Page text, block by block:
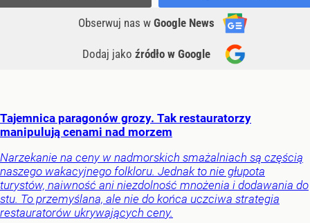
Obserwuj nas w Google News
Dodaj jako źródło w Google
Tajemnica paragonów grozy. Tak restauratorzy
manipulują cenami nad morzem
Narzekanie na ceny w nadmorskich smażalniach są częścią
naszego wakacyjnego folkloru. Jednak to nie głupota
turystów, naiwność ani niezdolność mnożenia i dodawania do
stu. To przemyślana, ale nie do końca uczciwa strategia
restauratorów ukrywających ceny.